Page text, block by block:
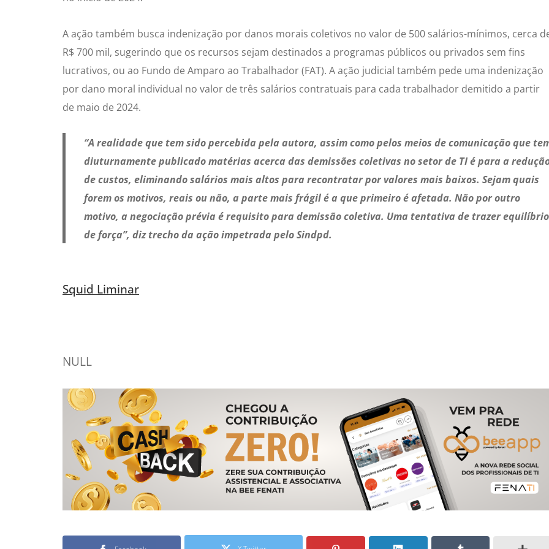
A ação também busca indenização por danos morais coletivos no valor de 500 salários-mínimos, cerca
R$ 700 mil, sugerindo que os recursos sejam destinados a programas públicos ou privados sem fins
lucrativos, ou ao Fundo de Amparo ao Trabalhador (FAT). A ação judicial também pede uma indenização
por dano moral individual no valor de três salários contratuais para cada trabalhador demitido a partir
de maio de 2024.
“A realidade que tem sido percebida pela autora, assim como pelos meios de comunicação que
diuturnamente publicado matérias acerca das demissões coletivas no setor de TI é para a
de custos, eliminando salários mais altos para recontratar por valores mais baixos. Sejam quais
forem os motivos, reais ou não, a parte mais frágil é a que primeiro é afetada. Não por outro
motivo, a negociação prévia é requisito para demissão coletiva. Uma tentativa de trazer equilíbrio
de força”, diz trecho da ação impetrada pelo Sindpd.
Squid Liminar
NULL